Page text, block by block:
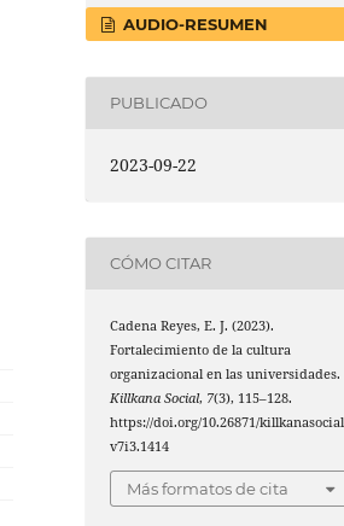
AUDIO-RESUMEN
PUBLICADO
2023-09-22
CÓMO CITAR
Cadena Reyes, E. J. (2023).
Fortalecimiento de la cultura
organizacional en las universidades.
Killkana Social, 7(3), 115–128.
https://doi.org/10.26871/
v7i3.1414
Más formatos de cita